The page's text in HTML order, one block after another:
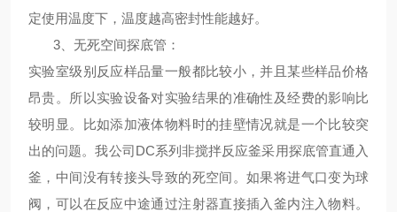
定使用温度下，温度越高密封性能越好。
3、 无死空间探底管 ：
实验室级别反应样品量一般都比较小，并且某些样品价格
昂贵。所以实验设备对实验结果的准确性及经费的影响比
较明显。比如添加液体物料时的挂壁情况就是一个比较突
出的问题。我公司DC系列非搅拌反应釜采用探底管直通入
釜，中间没有转接头导致的死空间。如果将进气口变为球
阀，可以在反应中途通过注射器直接插入釜内注入物料。